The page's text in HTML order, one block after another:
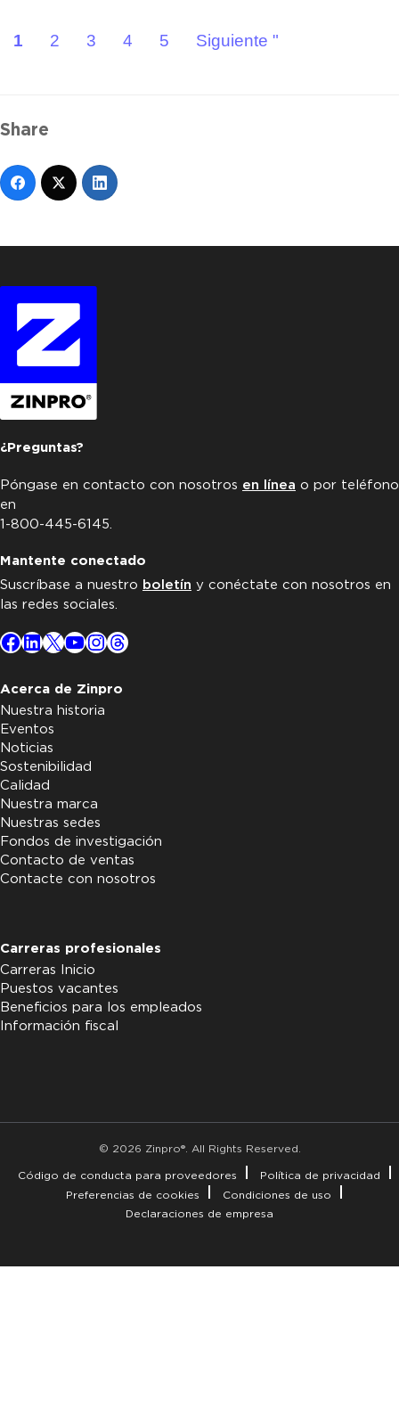
1 2 3 4 5 Siguiente "
Share
¿Preguntas?
Póngase en contacto con nosotros en línea o por teléfono
en
1-800-445-6145.
Mantente conectado
Suscríbase a nuestro boletín y conéctate con nosotros en
las redes sociales.
Facebook
LinkedIn
X YouTube
Instagram
Threads
Acerca de Zinpro
Nuestra historia
Eventos
Noticias
Sostenibilidad
Calidad
Nuestra marca
Nuestras sedes
Fondos de investigación
Contacto de ventas
Contacte con nosotros
Carreras profesionales
Carreras Inicio
Puestos vacantes
Beneficios para los empleados
Información fiscal
© 2026 Zinpro®. All Rights Reserved.
Código de conducta para proveedores
Política de privacidad
Preferencias de cookies
Condiciones de uso
Declaraciones de empresa